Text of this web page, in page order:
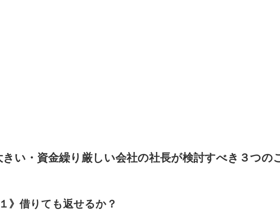
きい・資金繰り厳しい会社の社長が検討すべき３つの
１》借りても返せるか？